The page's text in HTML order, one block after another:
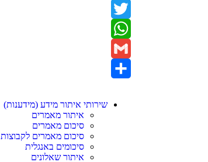
Facebook
Twitter
WhatsApp
Gmail
שירותי איתור מידע (מידענות)
איתור מאמרים
סיכום מאמרים
סיכום מאמרים לקבוצות
סיכומים באנגלית
איתור שאלונים